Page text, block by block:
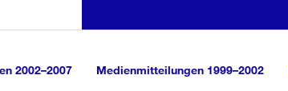
2002–2007 Medienmitteilungen 1999–2002